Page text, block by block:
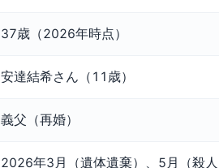
37歳（2026年時点）
安達結希さん（11歳）
義父（再婚）
2026年3月（遺体遺棄）、5月（殺